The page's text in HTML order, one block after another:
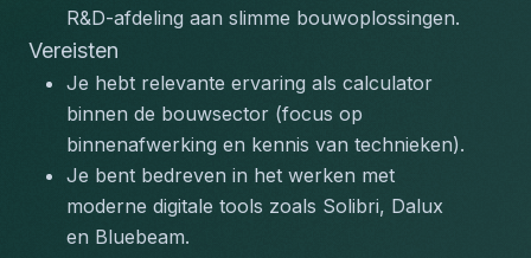
R&D-afdeling aan slimme bouwoplossingen.
Vereisten
Je hebt relevante ervaring als calculator
binnen de bouwsector (focus op
binnenafwerking en kennis van technieken).
Je bent bedreven in het werken met
moderne digitale tools zoals Solibri, Dalux
en Bluebeam.